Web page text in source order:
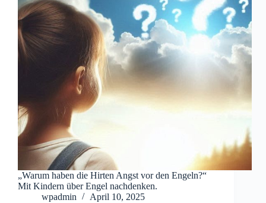
„Warum haben die Hirten Angst vor den Engeln?“
Mit Kindern über Engel nachdenken.
wpadmin
April 10, 2025